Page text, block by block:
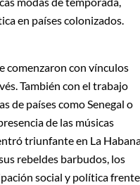
en países colonizados.
comenzaron con vínculos
También con el trabajo
de países como Senegal o
de las músicas
triunfante en La
rebeldes barbudos, los
social y política frente